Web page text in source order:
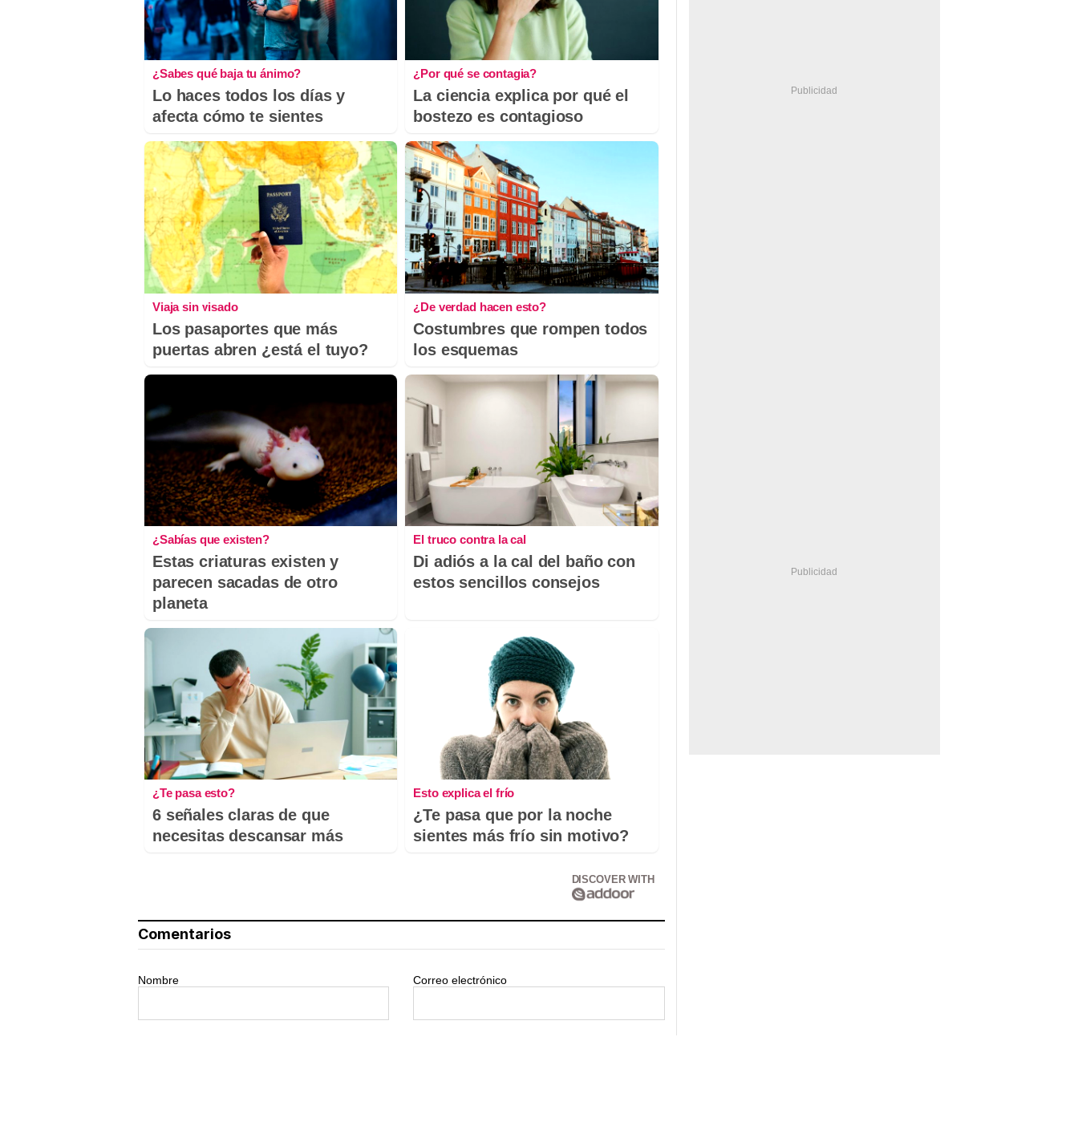
¿Sabes qué baja tu ánimo?
Lo haces todos los días y
afecta cómo te sientes
¿Por qué se contagia?
La ciencia explica por qué el
bostezo es contagioso
Viaja sin visado
Los pasaportes que más
puertas abren ¿está el tuyo?
¿De verdad hacen esto?
Costumbres que rompen todos
los esquemas
¿Sabías que existen?
Estas criaturas existen y
parecen sacadas de otro
planeta
El truco contra la cal
Di adiós a la cal del baño con
estos sencillos consejos
¿Te pasa esto?
6 señales claras de que
necesitas descansar más
Esto explica el frío
¿Te pasa que por la noche
sientes más frío sin motivo?
DISCOVER WITH
Comentarios
Nombre Correo electrónico